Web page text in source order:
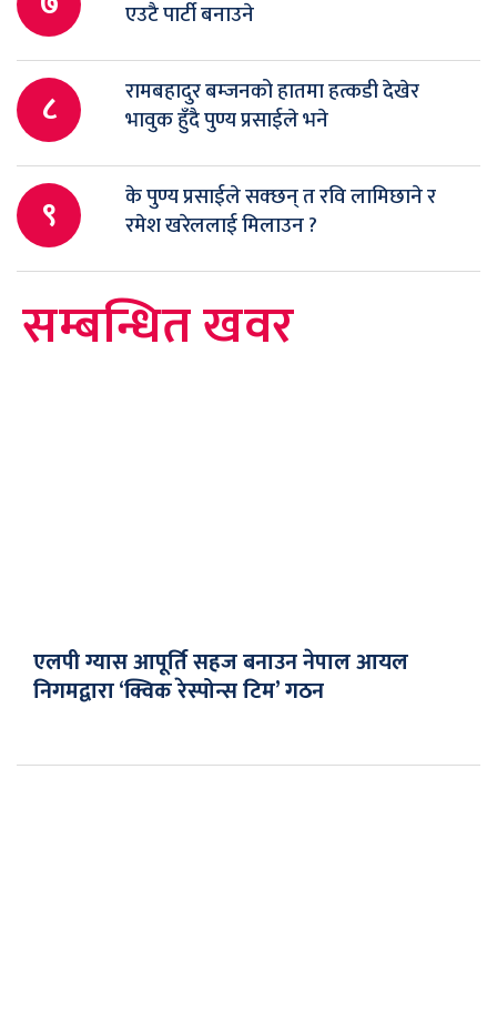
एउटै पार्टी बनाउने
८
रामबहादुर बम्जनको हातमा हत्कडी देखेर
भावुक हुँदै पुण्य प्रसाईले भने
९
के पुण्य प्रसाईले सक्छन् त रवि लामिछाने र
रमेश खरेललाई मिलाउन ?
सम्बन्धित खवर
एलपी ग्यास आपूर्ति सहज बनाउन नेपाल आयल
निगमद्वारा ‘क्विक रेस्पोन्स टिम’ गठन